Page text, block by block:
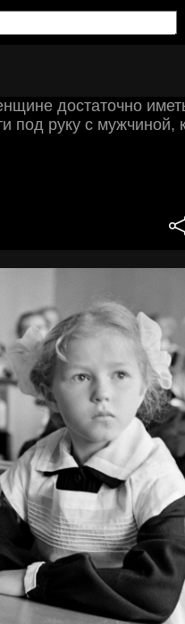
достаточно
под руку с мужчиной,